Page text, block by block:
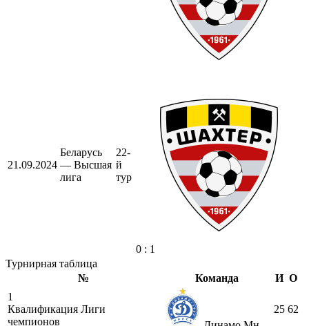
21.09.2024
Беларусь
— Высшая
лига
22-
й
тур
0 : 1
Турнирная таблица
№
Команда И О
1
Квалификация Лиги
чемпионов
25 62